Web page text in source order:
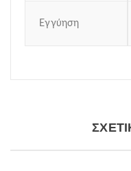
Εγγύηση